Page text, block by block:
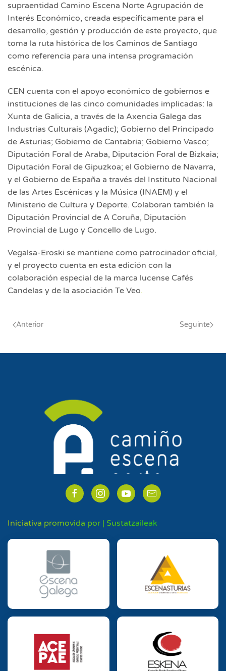
supraentidad Camino Escena Norte Agrupación de
Interés Económico, creada específicamente para el
desarrollo, gestión y producción de este proyecto, que
toma la ruta histórica de los Caminos de Santiago
como referencia para una intensa programación
escénica.
CEN cuenta con el apoyo económico de gobiernos e
instituciones de las cinco comunidades implicadas: la
Xunta de Galicia, a través de la Axencia Galega das
Industrias Culturais (Agadic); Gobierno del Principado
de Asturias; Gobierno de Cantabria; Gobierno Vasco;
Diputación Foral de Araba, Diputación Foral de Bizkaia;
Diputación Foral de Gipuzkoa; el Gobierno de Navarra,
y el Gobierno de España a través del Instituto Nacional
de las Artes Escénicas y la Música (INAEM) y el
Ministerio de Cultura y Deporte. Colaboran también la
Diputación Provincial de A Coruña, Diputación
Provincial de Lugo y Concello de Lugo.
Vegalsa-Eroski se mantiene como patrocinador oficial,
y el proyecto cuenta en esta edición con la
colaboración especial de la marca lucense Cafés
Candelas y de la asociación Te Veo.
Anterior Seguinte
Iniciativa promovida por | Sustatzaileak